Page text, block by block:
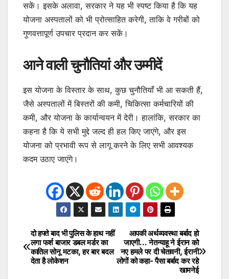
सकें। इसके अलावा, सरकार ने यह भी स्पष्ट किया है कि यह
योजना अस्पतालों को भी प्रोत्साहित करेगी, ताकि वे गरीबों को
गुणवत्तापूर्ण उपचार प्रदान कर सकें।
आने वाली चुनौतियां और उम्मीदें
इस योजना के विस्तार के साथ, कुछ चुनौतियाँ भी आ सकती हैं,
जैसे अस्पतालों में बिस्तरों की कमी, चिकित्सा कर्मचारियों की
कमी, और योजना के कार्यान्वयन में देरी। हालांकि, सरकार का
कहना है कि ये सभी मुद्दे जल्द ही हल किए जाएंगे, और इस
योजना को प्रभावी रूप से लागू करने के लिए सभी आवश्यक
कदम उठाए जाएंगे।
Post
navigation
आपकी अर्थव्यवस्था बर्बाद हो
जाएगी… नेतन्याहू ने ईरान को
नए हमले पर दी चेतावनी, ईरानी
लोगों को कहा- पैसा बर्बाद कर रहे
खामनेई
दो हफ्ते बाद भी पुलिस के हाथ नहीं
लगा फर्श बाजार डबल मर्डर का
कातिल सोनू मटका, हर बार बदल
देता है लोकेशन